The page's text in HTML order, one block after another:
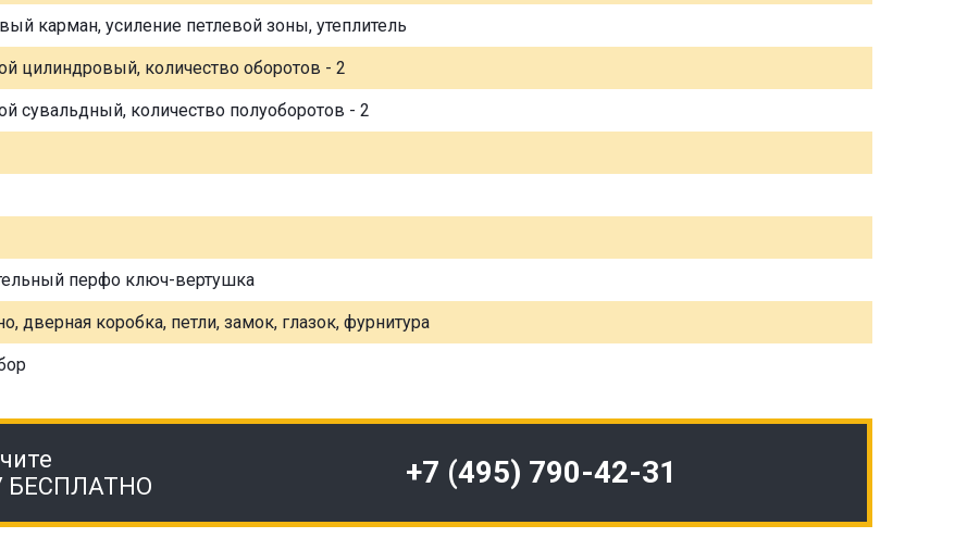
карман, усиление петлевой зоны, утеплитель
цилиндровый, количество оборотов - 2
сувальдный, количество полуоборотов - 2
перфо ключ-вертушка
дверная коробка, петли, замок, глазок, фурнитура
БЕСПЛАТНО
+7 (495) 790-42-31